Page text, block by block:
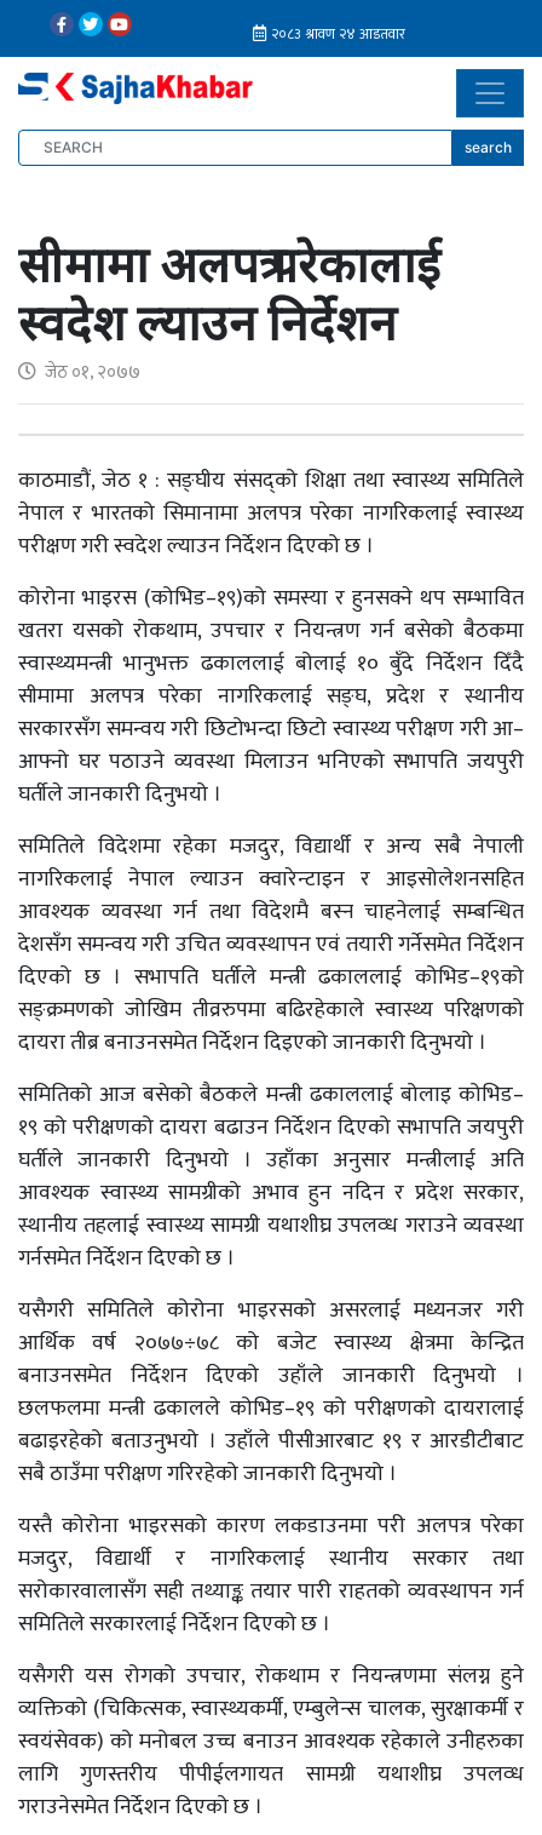
search
सीमामा अलपत्र परेकालाई
स्वदेश ल्याउन निर्देशन
जेठ ०१, २०७७
काठमाडौं, जेठ १ : सङ्घीय संसद्को शिक्षा तथा स्वास्थ्य समितिले
नेपाल र भारतको सिमानामा अलपत्र परेका नागरिकलाई स्वास्थ्य
परीक्षण गरी स्वदेश ल्याउन निर्देशन दिएको छ ।
कोरोना भाइरस (कोभिड–१९)को समस्या र हुनसक्ने थप सम्भावित
खतरा यसको रोकथाम, उपचार र नियन्त्रण गर्न बसेको बैठकमा
स्वास्थ्यमन्त्री भानुभक्त ढकाललाई बोलाई १० बुँदे निर्देशन दिँदै
सीमामा अलपत्र परेका नागरिकलाई सङ्घ, प्रदेश र स्थानीय
सरकारसँग समन्वय गरी छिटोभन्दा छिटो स्वास्थ्य परीक्षण गरी आ–
आफ्नो घर पठाउने व्यवस्था मिलाउन भनिएको सभापति जयपुरी
घर्तीले जानकारी दिनुभयो ।
समितिले विदेशमा रहेका मजदुर, विद्यार्थी र अन्य सबै नेपाली
नागरिकलाई नेपाल ल्याउन क्वारेन्टाइन र आइसोलेशनसहित
आवश्यक व्यवस्था गर्न तथा विदेशमै बस्न चाहनेलाई सम्बन्धित
देशसँग समन्वय गरी उचित व्यवस्थापन एवं तयारी गर्नेसमेत निर्देशन
दिएको छ । सभापति घर्तीले मन्त्री ढकाललाई कोभिड–१९को
सङ्क्रमणको जोखिम तीव्ररुपमा बढिरहेकाले स्वास्थ्य परिक्षणको
दायरा तीब्र बनाउनसमेत निर्देशन दिइएको जानकारी दिनुभयो ।
समितिको आज बसेको बैठकले मन्त्री ढकाललाई बोलाइ कोभिड–
१९ को परीक्षणको दायरा बढाउन निर्देशन दिएको सभापति जयपुरी
घर्तीले जानकारी दिनुभयो । उहाँका अनुसार मन्त्रीलाई अति
आवश्यक स्वास्थ्य सामग्रीको अभाव हुन नदिन र प्रदेश सरकार,
स्थानीय तहलाई स्वास्थ्य सामग्री यथाशीघ्र उपलव्ध गराउने व्यवस्था
गर्नसमेत निर्देशन दिएको छ ।
यसैगरी समितिले कोरोना भाइरसको असरलाई मध्यनजर गरी
आर्थिक वर्ष २०७७÷७८ को बजेट स्वास्थ्य क्षेत्रमा केन्द्रित
बनाउनसमेत निर्देशन दिएको उहाँले जानकारी दिनुभयो ।
छलफलमा मन्त्री ढकालले कोभिड–१९ को परीक्षणको दायरालाई
बढाइरहेको बताउनुभयो । उहाँले पीसीआरबाट १९ र आरडीटीबाट
सबै ठाउँमा परीक्षण गरिरहेको जानकारी दिनुभयो ।
यस्तै कोरोना भाइरसको कारण लकडाउनमा परी अलपत्र परेका
मजदुर, विद्यार्थी र नागरिकलाई स्थानीय सरकार तथा
सरोकारवालासँग सही तथ्याङ्क तयार पारी राहतको व्यवस्थापन गर्न
समितिले सरकारलाई निर्देशन दिएको छ ।
यसैगरी यस रोगको उपचार, रोकथाम र नियन्त्रणमा संलग्न हुने
व्यक्तिको (चिकित्सक, स्वास्थ्यकर्मी, एम्बुलेन्स चालक, सुरक्षाकर्मी र
स्वयंसेवक) को मनोबल उच्च बनाउन आवश्यक रहेकाले उनीहरुका
लागि गुणस्तरीय पीपीईलगायत सामग्री यथाशीघ्र उपलव्ध
गराउनेसमेत निर्देशन दिएको छ ।